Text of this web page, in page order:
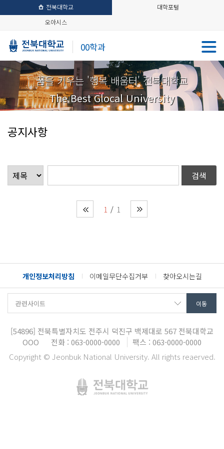
전북대학교
대학포털
오아시스
00학과
꿈을 키우는 '행복 배움터' 전북대학교
The Best Glocal University
공지사항
1 1
개인정보처리방침 이메일무단수집거부 찾아오시는길
[54896] 전북특별자치도 전주시 덕진구 백제대로 567 전북대학교
OOO
전화 : 063-0000-0000
팩스 : 063-0000-0000
Copyright © Jeonbuk National University. All rights reaerved.